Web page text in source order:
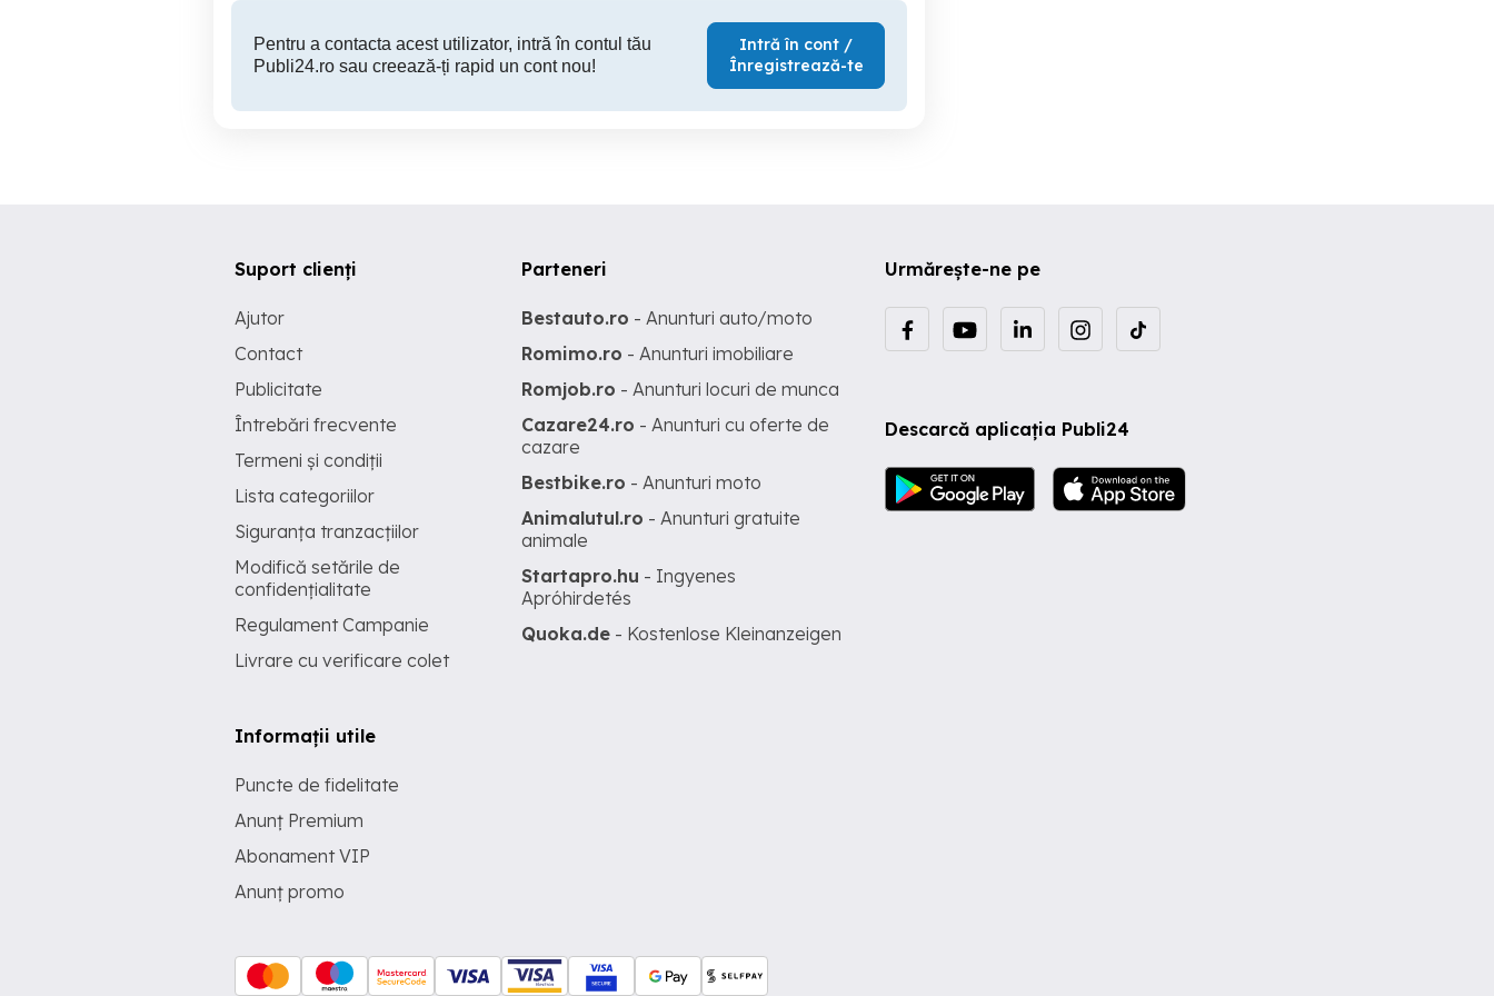
Pentru a contacta acest utilizator, intră în contul tău
Publi24.ro sau creează-ți rapid un cont nou!
Intră în cont /
Înregistrează-te
Urmărește-ne pe
Descarcă aplicația Publi24
Suport clienți
Ajutor
Contact
Publicitate
Întrebări frecvente
Termeni și condiții
Lista categoriilor
Siguranța tranzacțiilor
Modifică setările de
confidențialitate
Regulament Campanie
Livrare cu verificare colet
Informații utile
Puncte de fidelitate
Anunț Premium
Abonament VIP
Anunț promo
Parteneri
Bestauto.ro - Anunturi auto/moto
Romimo.ro - Anunturi imobiliare
Romjob.ro - Anunturi locuri de munca
Cazare24.ro - Anunturi cu oferte de
cazare
Bestbike.ro - Anunturi moto
Animalutul.ro - Anunturi gratuite
animale
Startapro.hu - Ingyenes
Apróhirdetés
Quoka.de - Kostenlose Kleinanzeigen